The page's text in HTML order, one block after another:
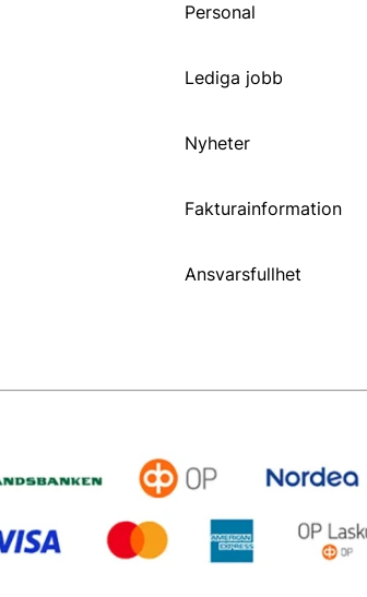
Personal
Lediga jobb
Nyheter
Fakturainformation
Ansvarsfullhet